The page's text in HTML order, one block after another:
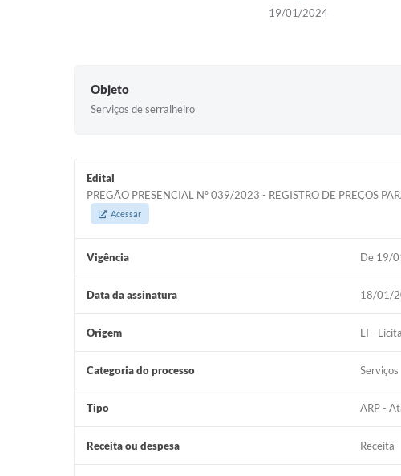
19/01/2024
Objeto
Serviços de serralheiro
Edital
PREGÃO PRESENCIAL Nº 039/2023 - REGISTRO DE PREÇOS
Acessar
Vigência De 19/
Data da assinatura 18/01/
Origem LI -
Categoria do processo Serviços
Tipo ARP -
Receita ou despesa Receita